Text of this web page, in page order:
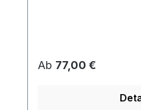
Regulärer Preis:
Ab 77,00 €